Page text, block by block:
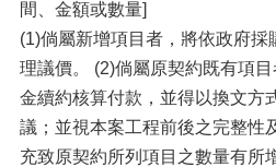
間、金額或數量]
(1)倘屬新增項目者，將依政府
理議價。 (2)倘屬原契約既有項
金續約核算付款，並得以換文方
議；並視本案工程前後之完整性
充致原契約所列項目之數量有所